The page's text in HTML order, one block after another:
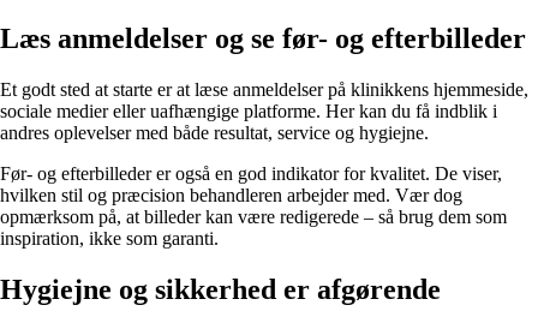
Læs anmeldelser og se før- og efterbilleder
Et godt sted at starte er at læse anmeldelser på klinikkens hjemmeside,
sociale medier eller uafhængige platforme. Her kan du få indblik i
andres oplevelser med både resultat, service og hygiejne.
Før- og efterbilleder er også en god indikator for kvalitet. De viser,
hvilken stil og præcision behandleren arbejder med. Vær dog
opmærksom på, at billeder kan være redigerede – så brug dem som
inspiration, ikke som garanti.
Hygiejne og sikkerhed er afgørende